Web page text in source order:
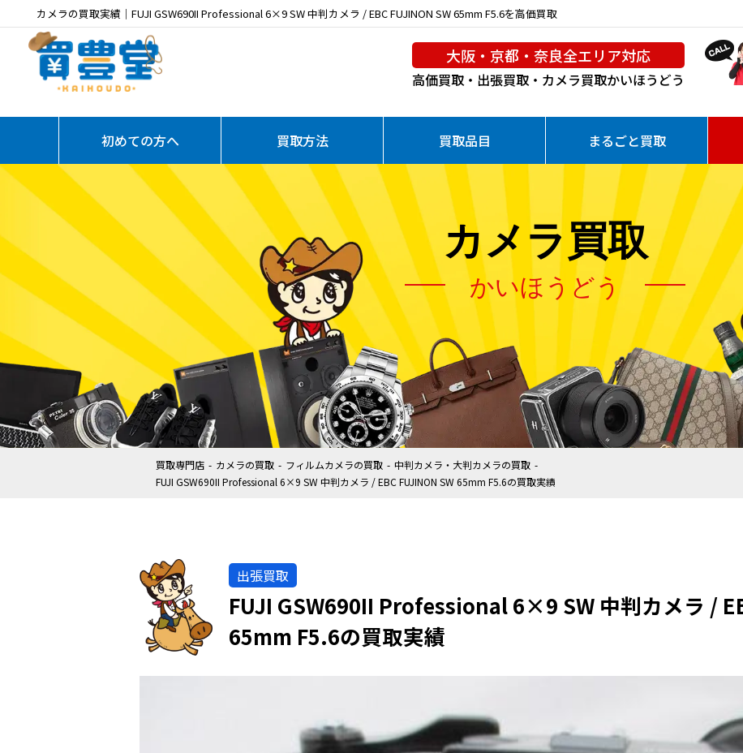
カメラの買取実績｜FUJI GSW690II Professional 6×9 SW 中判カメラ / EBC FUJINON SW 65mm F5.6を高価買取
大阪・京都・奈良全エリア対応
高価買取・出張買取・カメラ買取かいほうどう
初めての方へ 買取方法 買取品目 まるごと買取
カメラ買取
かいほうどう
買取専門店 カメラの買取 フィルムカメラの買取
中判カメラ・大判カメラの買取
FUJI GSW690II Professional 6×9 SW 中判カメラ / EBC FUJINON SW 65mm F5.6の買取実績
出張買取
FUJI GSW690II Professional 6×9 SW 中判カメラ /
65mm F5.6の買取実績